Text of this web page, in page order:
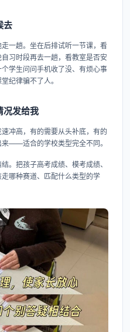
去
一趟。坐在后排试听一节课，看
习时段再去一趟，看教室是否安
学生问问手机收了没、有烦心事
纪律骗不了人。
况发给我
冲高，有的需要从头补底，有的
——适合的学校类型完全不同。
。把孩子高考成绩、模考成绩、
哪种赛道、匹配什么类型的学